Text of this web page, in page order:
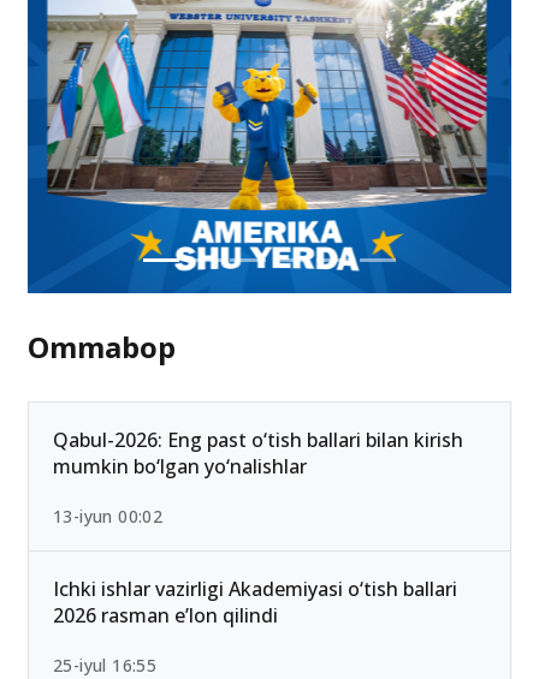
Ommabop
Qabul-2026: Eng past o‘tish ballari bilan kirish
mumkin bo‘lgan yo‘nalishlar
13-iyun 00:02
Ichki ishlar vazirligi Akademiyasi o‘tish ballari
2026 rasman e’lon qilindi
25-iyul 16:55